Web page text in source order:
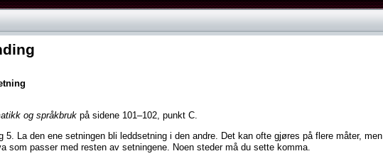
og språkbruk på sidene 101–102, punkt C.
5. La den ene setningen bli leddsetning i den andre. Det kan ofte gjøres på flere måter, men
som passer med resten av setningene. Noen steder må du sette komma.